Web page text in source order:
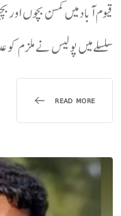
قیوم آباد میں کمسن بچوں
سلسلے میں پولیس نے ملزم کو
READ MORE